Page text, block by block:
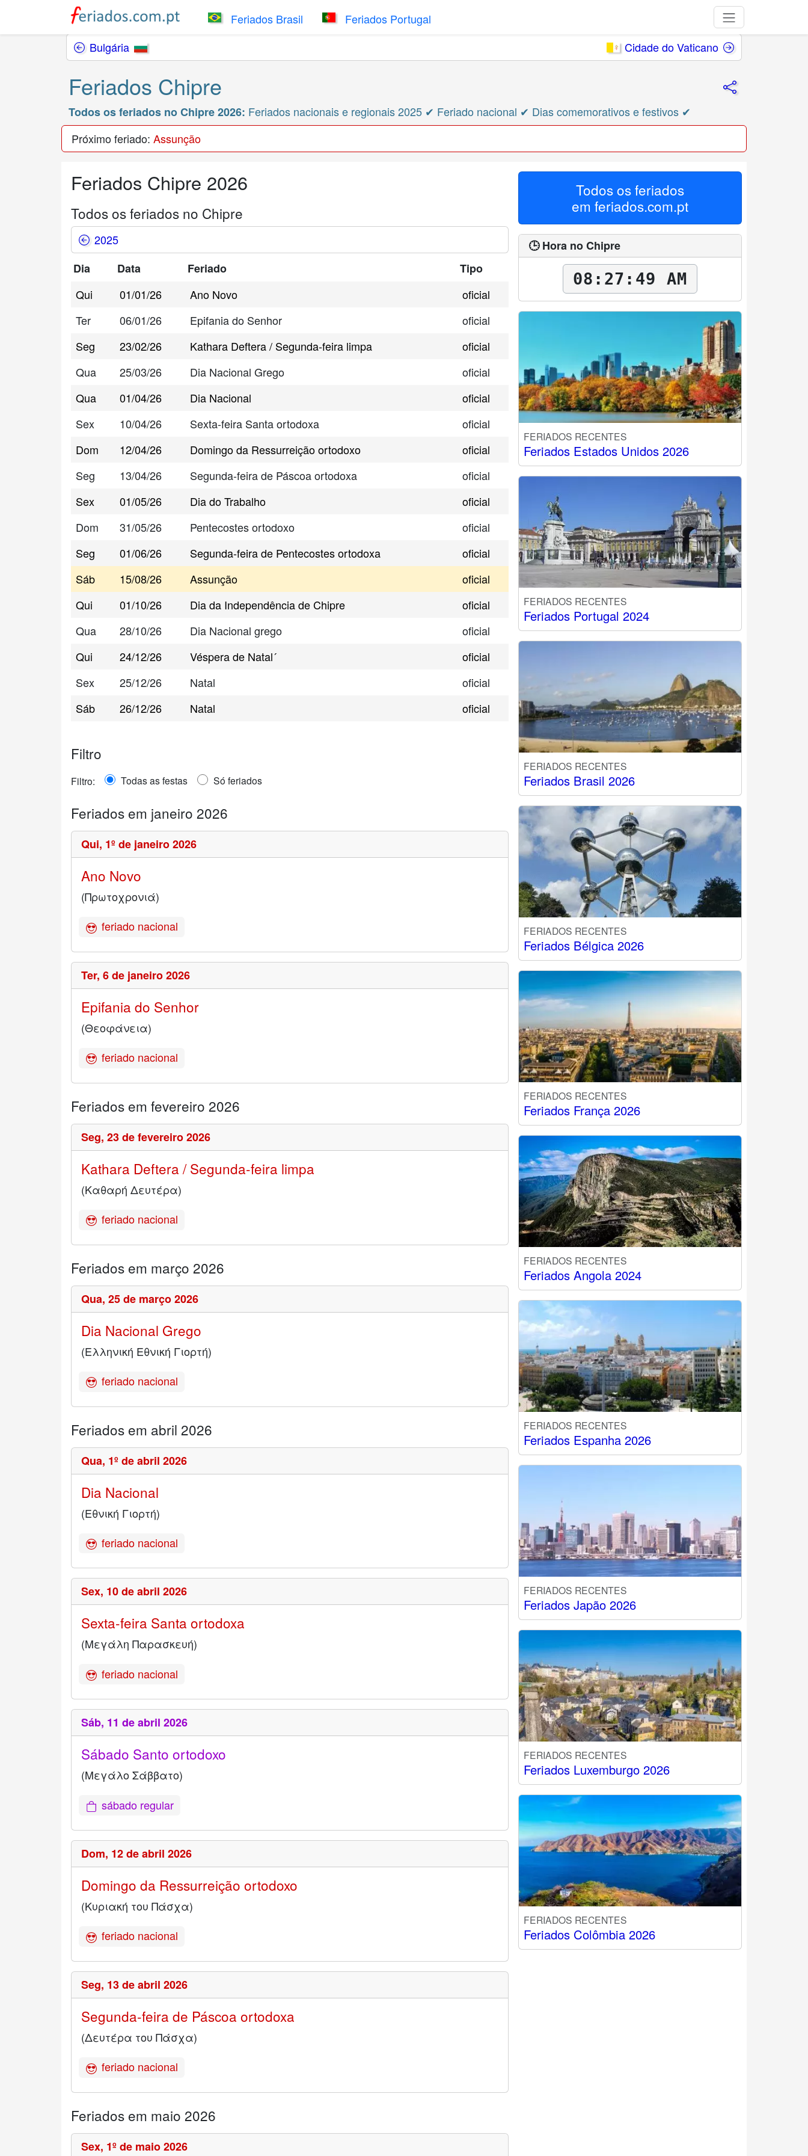
Feriados Brasil
Feriados Portugal
Bulgária
Cidade do Vaticano
Feriados Chipre
Todos os feriados no Chipre 2026: Feriados nacionais e regionais 2025 ✔ Feriado nacional ✔ Dias comemorativos e festivos ✔
Próximo feriado: Assunção
Feriados Chipre 2026
Todos os feriados no Chipre
2025
Dia
Data Feriado
Tipo
Qui
01/01/26 Ano Novo
oficial
Ter
06/01/26 Epifania do Senhor
oficial
Seg
23/02/26 Kathara Deftera / Segunda-feira limpa
oficial
Qua
25/03/26 Dia Nacional Grego
oficial
Qua
01/04/26 Dia Nacional
oficial
Sex
10/04/26 Sexta-feira Santa ortodoxa
oficial
Dom
12/04/26 Domingo da Ressurreição ortodoxo
oficial
Seg
13/04/26 Segunda-feira de Páscoa ortodoxa
oficial
Sex
01/05/26 Dia do Trabalho
oficial
Dom
31/05/26 Pentecostes ortodoxo
oficial
Seg
01/06/26 Segunda-feira de Pentecostes ortodoxa
oficial
Sáb
15/08/26 Assunção
oficial
Qui
01/10/26 Dia da Independência de Chipre
oficial
Qua
28/10/26 Dia Nacional grego
oficial
Qui
24/12/26 Véspera de Natal´
oficial
Sex
25/12/26 Natal
oficial
Sáb
26/12/26 Natal oficial
Filtro
Filtro: Todas as festas Só feriados
Feriados em janeiro 2026
Qui, 1º de janeiro 2026
Ano Novo
(Πρωτοχρονιά)
feriado nacional
Ter, 6 de janeiro 2026
Epifania do Senhor
(Θεοφάνεια)
feriado nacional
Feriados em fevereiro 2026
Seg, 23 de fevereiro 2026
Kathara Deftera / Segunda-feira limpa
(Καθαρή Δευτέρα)
feriado nacional
Feriados em março 2026
Qua, 25 de março 2026
Dia Nacional Grego
(Ελληνική Εθνική Γιορτή)
feriado nacional
Feriados em abril 2026
Qua, 1º de abril 2026
Dia Nacional
(Εθνική Γιορτή)
feriado nacional
Sex, 10 de abril 2026
Sexta-feira Santa ortodoxa
(Μεγάλη Παρασκευή)
feriado nacional
Sáb, 11 de abril 2026
Sábado Santo ortodoxo
(Μεγάλο Σάββατο)
sábado regular
Dom, 12 de abril 2026
Domingo da Ressurreição ortodoxo
(Κυριακή του Πάσχα)
feriado nacional
Seg, 13 de abril 2026
Segunda-feira de Páscoa ortodoxa
(Δευτέρα του Πάσχα)
feriado nacional
Feriados em maio 2026
Sex, 1º de maio 2026
Todos os feriados
em feriados.com.pt
🕒 Hora no Chipre
08:27:50 AM
FERIADOS RECENTES
Feriados Estados Unidos 2026
FERIADOS RECENTES
Feriados Portugal 2024
FERIADOS RECENTES
Feriados Brasil 2026
FERIADOS RECENTES
Feriados Bélgica 2026
FERIADOS RECENTES
Feriados França 2026
FERIADOS RECENTES
Feriados Angola 2024
FERIADOS RECENTES
Feriados Espanha 2026
FERIADOS RECENTES
Feriados Japão 2026
FERIADOS RECENTES
Feriados Luxemburgo 2026
FERIADOS RECENTES
Feriados Colômbia 2026